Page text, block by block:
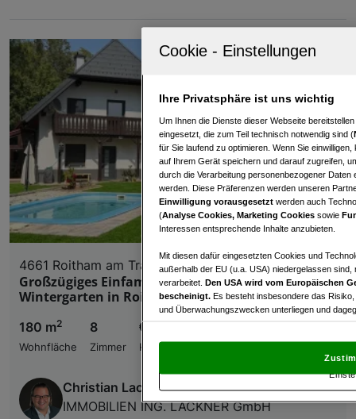
4661 Roitham am Traunfall
Großzügiges Einfamilienhaus mit Pool und
Wintergarten in Roitham am Traunfall
180 m2
Wohnfläche
8
Zimmer
€ 329.000,00
Kaufpreis
Christian Lackner
IMMOBILIEN ING. LACKNER GmbH
Ihre Privatsphäre ist uns wichtig
Um Ihnen die Dienste dieser Webseite
eingesetzt, die zum Teil technisch notwendig sind (
für Sie laufend zu optimieren. Wenn Sie
auf Ihrem Gerät speichern und darauf zugreifen,
durch die Verarbeitung personenbezogener
werden. Diese Präferenzen werden unseren
Einwilligung vorausgesetzt werden auch
(Analyse Cookies, Marketing Cookies sowie
Interessen entsprechende Inhalte anzubieten.
Mit diesen dafür eingesetzten Cookies und
außerhalb der EU (u.a. USA) niedergelassen
verarbeitet. Den USA wird vom Europäischen
bescheinigt. Es besteht insbesondere das
und Überwachungszwecken unterliegen und
und Widerspruch gegen die Verarbeitung auf der
„Cookie Einstellungen“, die sich auf jeder Seite